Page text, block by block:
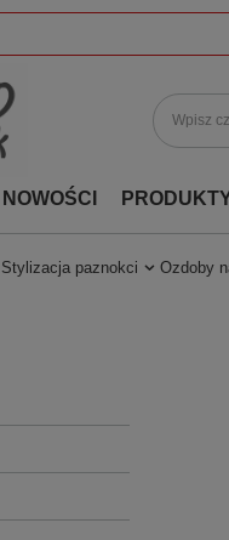
NOWOŚCI
Stylizacja paznokci Ozdoby